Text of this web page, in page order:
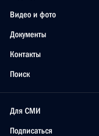
Видео и фото
Документы
Контакты
Поиск
Для СМИ
Подписаться